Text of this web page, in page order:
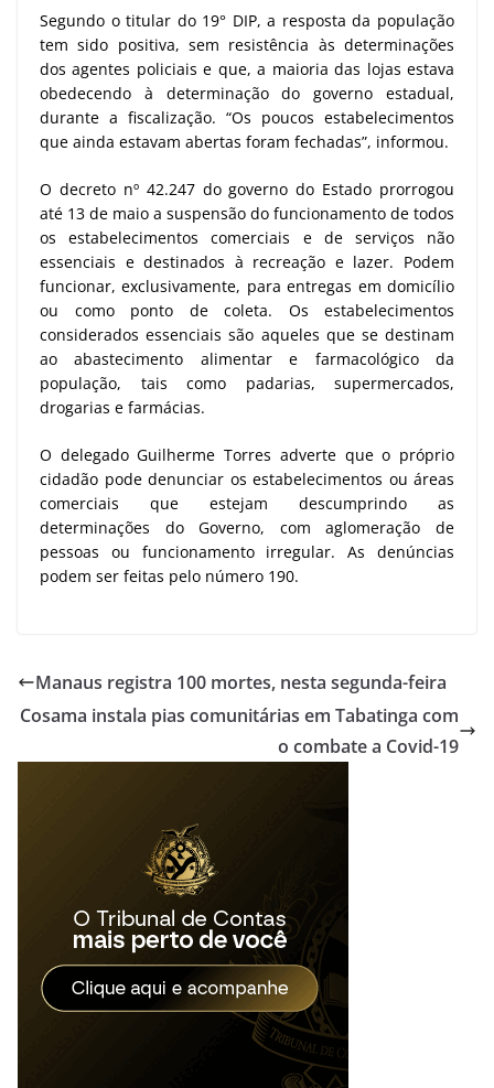
Segundo o titular do 19° DIP, a resposta da população
tem sido positiva, sem resistência às determinações
dos agentes policiais e que, a maioria das lojas estava
obedecendo à determinação do governo estadual,
durante a fiscalização. “Os poucos estabelecimentos
que ainda estavam abertas foram fechadas”, informou.
O decreto nº 42.247 do governo do Estado prorrogou
até 13 de maio a suspensão do funcionamento de todos
os estabelecimentos comerciais e de serviços não
essenciais e destinados à recreação e lazer. Podem
funcionar, exclusivamente, para entregas em domicílio
ou como ponto de coleta. Os estabelecimentos
considerados essenciais são aqueles que se destinam
ao abastecimento alimentar e farmacológico da
população, tais como padarias, supermercados,
drogarias e farmácias.
O delegado Guilherme Torres adverte que o próprio
cidadão pode denunciar os estabelecimentos ou áreas
comerciais que estejam descumprindo as
determinações do Governo, com aglomeração de
pessoas ou funcionamento irregular. As denúncias
podem ser feitas pelo número 190.
Manaus registra 100 mortes, nesta segunda-feira
Cosama instala pias comunitárias em Tabatinga com
o combate a Covid-19